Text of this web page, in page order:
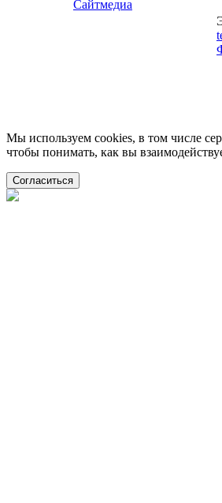
Сайтмедиа
Мы используем cookies, в том числе
чтобы понимать, как вы
Согласиться